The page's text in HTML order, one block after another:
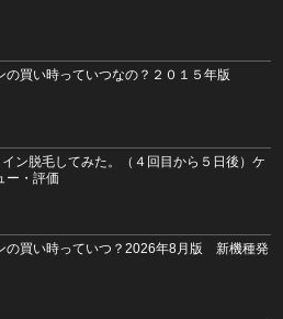
の買い時っていつなの？２０１５年版
ン脱毛してみた。（４回目から５日後）ケ
ー・評価
の買い時っていつ？2026年8月版 新機種発